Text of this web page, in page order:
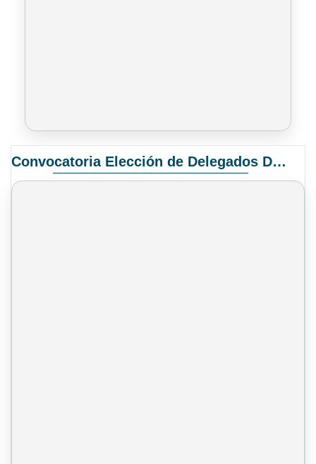
Convocatoria Elección de Delegados Docentes para el XIV Congreso Nacional de Universidades